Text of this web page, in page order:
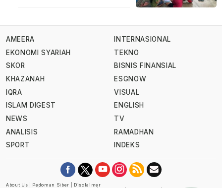
AMEERA
EKONOMI SYARIAH
SKOR
KHAZANAH
IQRA
ISLAM DIGEST
NEWS
ANALISIS
SPORT
INTERNASIONAL
TEKNO
BISNIS FINANSIAL
ESGNOW
VISUAL
ENGLISH
TV
RAMADHAN
INDEKS
About Us Pedoman Siber Disclaimer